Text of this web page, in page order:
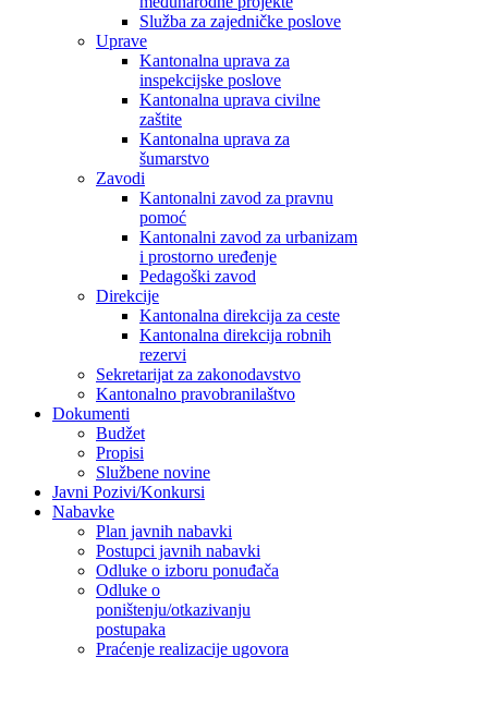
Služba za zajedničke poslove
Uprave
Kantonalna uprava za
inspekcijske poslove
Kantonalna uprava civilne
zaštite
Kantonalna uprava za
šumarstvo
Zavodi
Kantonalni zavod za pravnu
pomoć
Kantonalni zavod za urbanizam
i prostorno uređenje
Pedagoški zavod
Direkcije
Kantonalna direkcija za ceste
Kantonalna direkcija robnih
rezervi
Sekretarijat za zakonodavstvo
Kantonalno pravobranilaštvo
Dokumenti
Budžet
Propisi
Službene novine
Javni Pozivi/Konkursi
Nabavke
Plan javnih nabavki
Postupci javnih nabavki
Odluke o izboru ponuđača
Odluke o
poništenju/otkazivanju
postupaka
Praćenje realizacije ugovora